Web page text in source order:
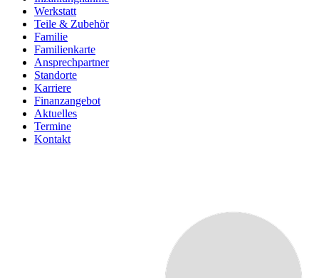
Werkstatt
Teile & Zubehör
Familie
Familienkarte
Ansprechpartner
Standorte
Karriere
Finanzangebot
Aktuelles
Termine
Kontakt